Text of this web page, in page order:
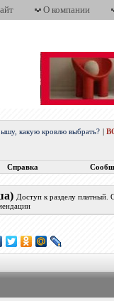
О компании
какую кровлю выбрать?
Справка
Доступ к разделу